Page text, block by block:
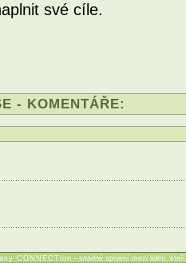
své cíle.
- KOMENTÁŘE:
CONNECTion - snadné spojení mezi lidmi,